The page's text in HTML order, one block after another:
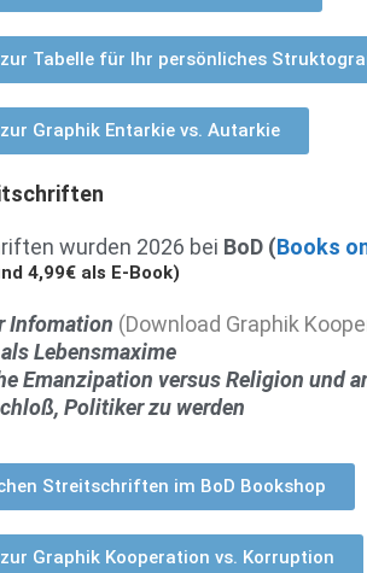
Tabelle für Ihr persönliches
Graphik Entarkie vs. Autarkie
wurden 2026 bei BoD (Books
4,99€ als E-Book)
Infomation (Download Graphik
Lebensmaxime
Emanzipation versus Religion und
Politiker zu werden
Streitschriften im BoD Bookshop
Graphik Kooperation vs. Korruption